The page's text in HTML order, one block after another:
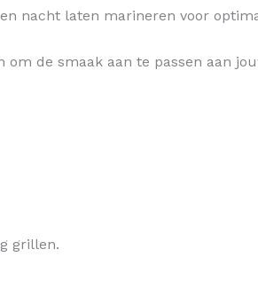
nacht laten marineren voor
de smaak aan te passen aan
grillen.